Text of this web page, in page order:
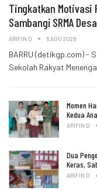
Tingkatkan Motivasi
Sambangi SRMA
ARIFIN D 6 AGU 2026
BARRU (detikgp.com) -
Sekolah Rakyat
Momen
Kedua
ARIFIN D
Dua
Keras,
ARIFIN D